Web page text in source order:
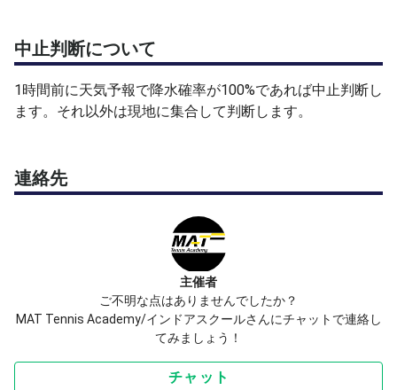
中止判断について
1時間前に天気予報で降水確率が100%であれば中止判断し
ます。それ以外は現地に集合して判断します。
連絡先
主催者
ご不明な点はありませんでしたか？
MAT Tennis Academy/インドアスクールさんにチャットで連絡し
てみましょう！
チャット